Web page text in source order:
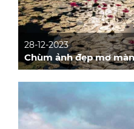
28-12-2023
Chùm ảnh đẹp mơ